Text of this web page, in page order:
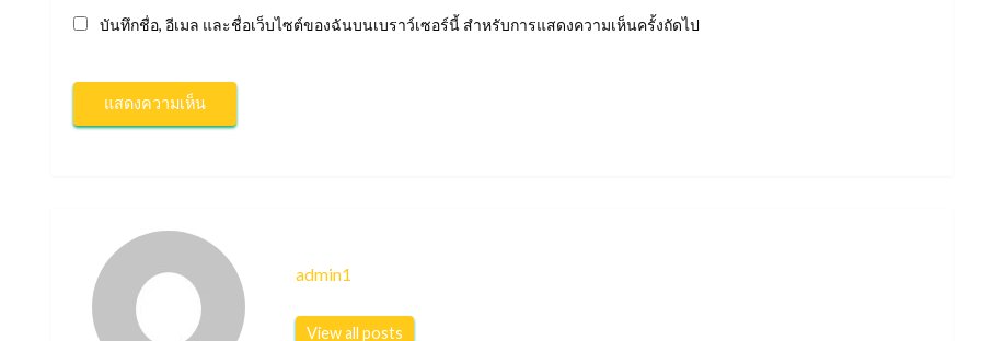
บันทึกชื่อ, อีเมล และชื่อเว็บไซต์ของฉันบนเบราว์เซอร์นี้ สำหรับการแสดงความเห็นครั้งถัดไป
admin1
View all posts